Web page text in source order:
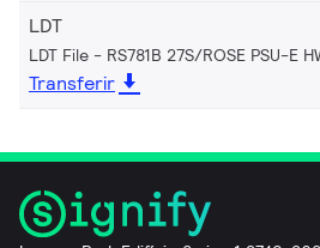
LDT
LDT File - RS781B 27S/ROSE PSU-E
Transferir